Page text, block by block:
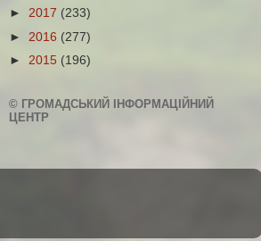
► 2017 (233)
► 2016 (277)
► 2015 (196)
© ГРОМАДСЬКИЙ ІНФОРМАЦІЙНИЙ
ЦЕНТР